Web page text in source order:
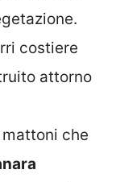
costiere
attorno
che